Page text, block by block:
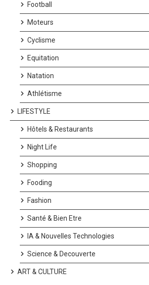
Football
Moteurs
Cyclisme
Equitation
Natation
Athlétisme
LIFESTYLE
Hôtels & Restaurants
Night Life
Shopping
Fooding
Fashion
Santé & Bien Etre
IA & Nouvelles Technologies
Science & Decouverte
ART & CULTURE